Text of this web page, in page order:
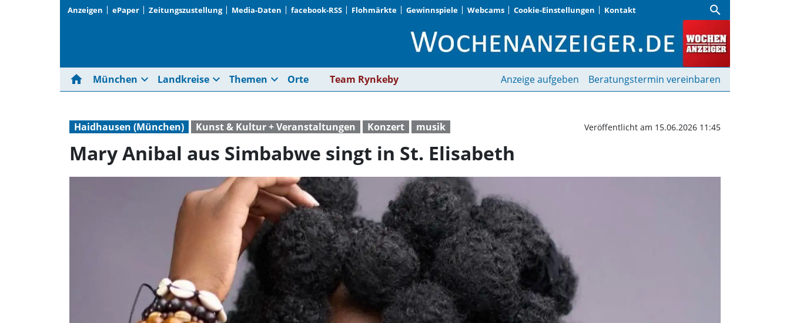
Anzeigen ePaper Zeitungszustellung Media-Daten facebook-RSS Flohmärkte Gewinnspiele Webcams Cookie-Einstellungen Kontakt search
Mary Anibal aus Simbabwe singt in St.
home München expand_more Landkreise expand_more Themen expand_more Orte Team Rynkeby Anzeige aufgeben Beratungstermin vereinbaren
Haidhausen (München) Kunst & Kultur + Veranstaltungen Konzert musik Veröffentlicht am 15.06.2026 11:45
Mary Anibal aus Simbabwe singt in St. Elisabeth